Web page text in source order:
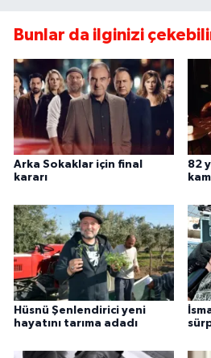
Bunlar da ilginizi
Arka Sokaklar için final
kararı
82
Hüsnü Şenlendirici yeni
hayatını tarıma adadı